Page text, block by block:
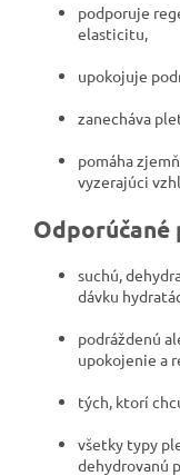
podporuje
elasticitu,
upokojuje
zanecháva
pomáha
vyzerajúci
Odporúčané
suchú,
dávku
podráždenú
upokojenie a
tých, ktorí
všetky typy
dehydrovanú